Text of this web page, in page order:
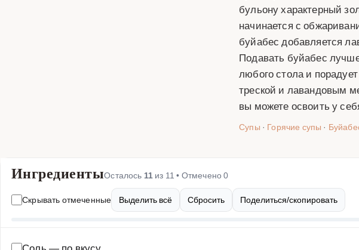
бульону характерный
начинается с
буйабес добавляется
Подавать буйабес
любого стола и
треской и лавандовым
вы можете освоить у
Супы · Горячие супы ·
ИнгредиентыОсталось 11 из 11 • Отмечено0
Скрывать отмеченные Выделить всё Сбросить Поделиться/скопировать